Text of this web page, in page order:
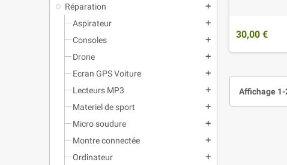
Réparation add
Aspirateur add
Consoles add
Drone add
Ecran GPS Voiture add
Lecteurs MP3 add
Materiel de sport add
Micro soudure add
Montre connectée add
Ordinateur add
30,00 €
Affichage